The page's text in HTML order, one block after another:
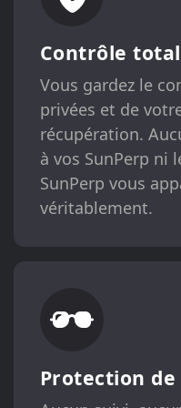
Contrôle total
Vous gardez le
privées et de
récupération.
à vos SunPerp ni
SunPerp vous
véritablement.
Protection